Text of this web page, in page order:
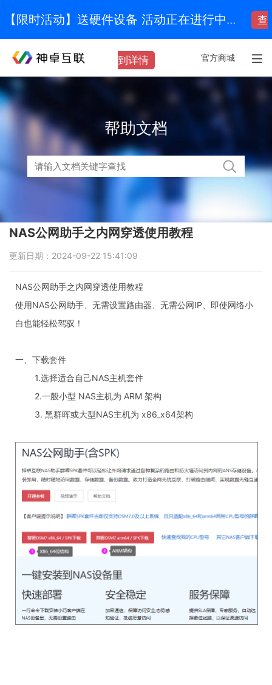
【限时活动】送硬件设备 活动正在进行中... 查
到详情 官方商城
帮助文档
NAS公网助手之内网穿透使用教程
更新日期：2024-09-22 15:41:09
NAS公网助手之内网穿透使用教程
使用NAS公网助手、无需设置路由器、无需公网IP、即使网络小
白也能轻松驾驭！
一、下载套件
1.选择适合自己NAS主机套件
2.一般小型 NAS主机为 ARM 架构
3. 黑群晖或大型NAS主机为 x86_x64架构